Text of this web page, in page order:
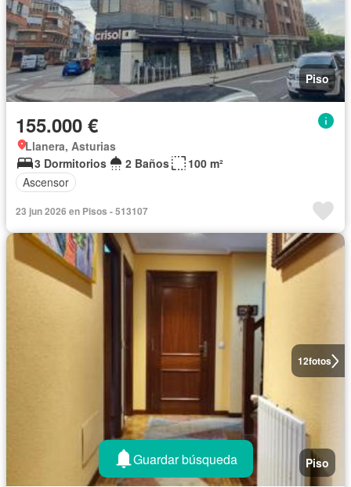
Piso
155.000 €
Llanera, Asturias
3 Dormitorios
2 Baños
100 m²
Ascensor
23 jun 2026 en Pisos - 513107
12fotos
Piso
Guardar búsqueda